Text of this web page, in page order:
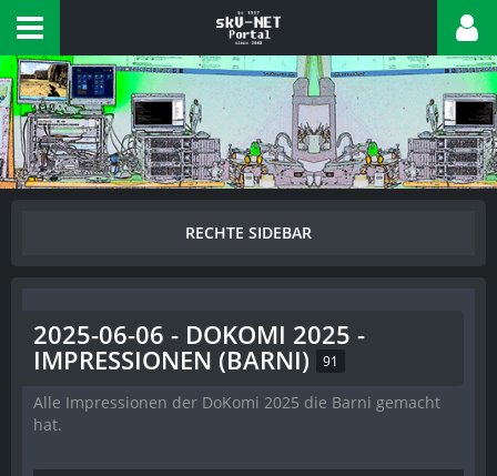
2025-06-06 - DOKOMI 2025 -
IMPRESSIONEN (BARNI) 91
Alle Impressionen der DoKomi 2025 die Barni gemacht
hat.